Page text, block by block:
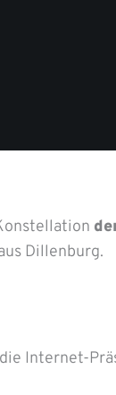
Dillenburg.
Internet-